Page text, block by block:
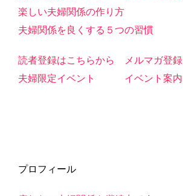
楽しい夫婦関係の作り方
夫婦関係を良くする５つの習慣
読者登録はこちらから
メルマガ登録
夫婦限定イベント イベント案内
プロフィール